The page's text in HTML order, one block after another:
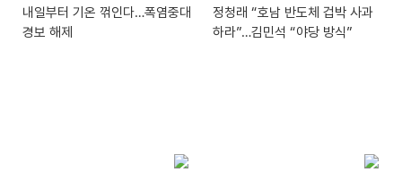
내일부터 기온 꺾인다…폭염중대
경보 해제
정청래 “호남 반도체 겁박 사과
하라”…김민석 “야당 방식”